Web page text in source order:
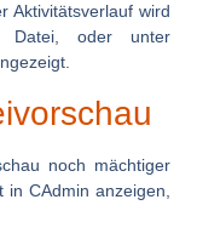
Aktivitätsverlauf wird
Datei, oder unter
noch mächtiger
CAdmin anzeigen,